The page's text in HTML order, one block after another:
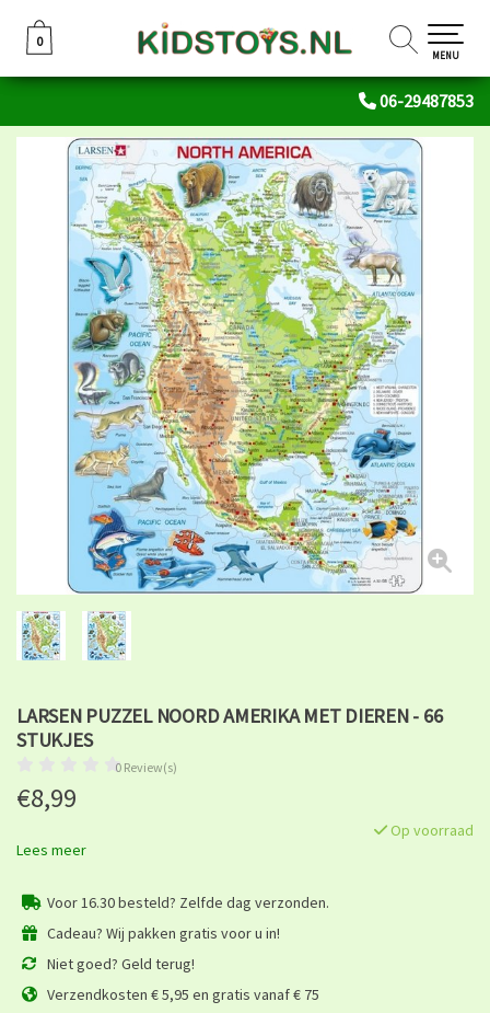
06-29487853
0
0
MENU
LARSEN PUZZEL NOORD AMERIKA MET DIEREN - 66
STUKJES
0 Review(s)
€8,99
Op voorraad
Lees meer
Voor 16.30 besteld? Zelfde dag verzonden.
Cadeau? Wij pakken gratis voor u in!
Niet goed? Geld terug!
Verzendkosten € 5,95 en gratis vanaf € 75